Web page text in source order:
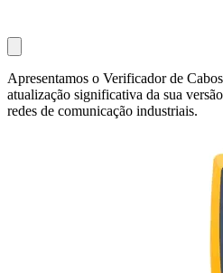
Apresentamos o Verificador de
atualização significativa da sua
redes de comunicação industriais.